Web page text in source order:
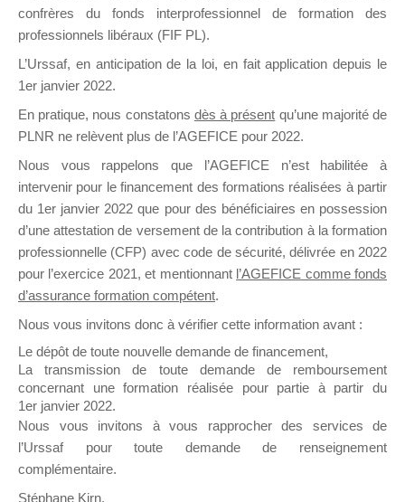
DIRIGEANT
il y a un mois
Ce groupe est destiné aux Organismes de
Formation qui souhaitent répondre à l’Appel à
Propositions Mallette du Dirigeant.
Ce groupe propose un forum dédié au support
sur lequel il est possible de laisser un message
ou poser une question.
NB : Il est nécessaire d’être
pouvoir rejoindre ce groupe
confrères du fonds interprofessionnel de formation des
professionnels libéraux (FIF PL).
L’Urssaf, en anticipation de la loi, en fait application depuis le
1er janvier 2022.
En pratique, nous constatons dès à présent qu’une majorité de
PLNR ne relèvent plus de l’AGEFICE pour 2022.
Nous vous rappelons que l’AGEFICE n’est habilitée à
intervenir pour le financement des formations réalisées à partir
du 1er janvier 2022 que pour des bénéficiaires en possession
d’une attestation de versement de la contribution à la formation
professionnelle (CFP) avec code de sécurité, délivrée en 2022
pour l’exercice 2021, et mentionnant l’AGEFICE comme fonds
d’assurance formation compétent.
Nous vous invitons donc à vérifier cette information avant :
Le dépôt de toute nouvelle demande de financement,
La transmission de toute demande de remboursement
concernant une formation réalisée pour partie à partir du
1er janvier 2022.
Nous vous invitons à vous rapprocher des services de
l’Urssaf pour toute demande de renseignement
complémentaire.
Stéphane Kirn,